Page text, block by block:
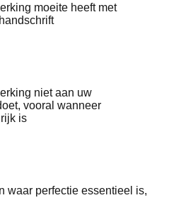
moeite heeft met
niet aan uw
vooral wanneer
is
waar perfectie essentieel is,